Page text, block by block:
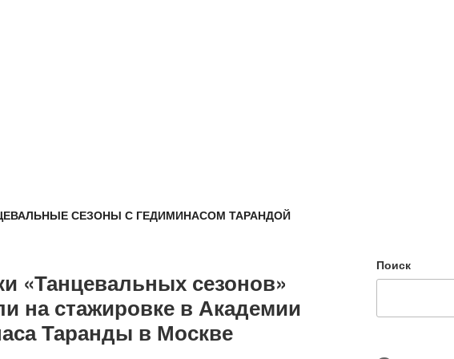
СЕЗОНЫ С ГЕДИМИНАСОМ ТАРАНДОЙ
«Танцевальных сезонов»
на стажировке в Академии
Таранды в Москве
Поиск